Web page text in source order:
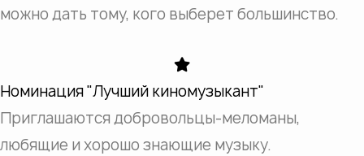
можно дать тому, кого выберет большинство.
Номинация "Лучший киномузыкант"
Приглашаются добровольцы-меломаны,
любящие и хорошо знающие музыку.